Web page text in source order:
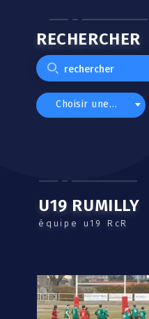
RECHERCHER
Choisir une catégorie
U19 RUMILLY
équipe u19 RcR